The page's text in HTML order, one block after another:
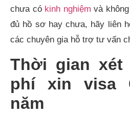
chưa có kinh nghiệm và
đủ hồ sơ hay chưa, hãy liên
các chuyên gia hỗ trợ tư vấn
Thời gian xét
phí xin visa
năm